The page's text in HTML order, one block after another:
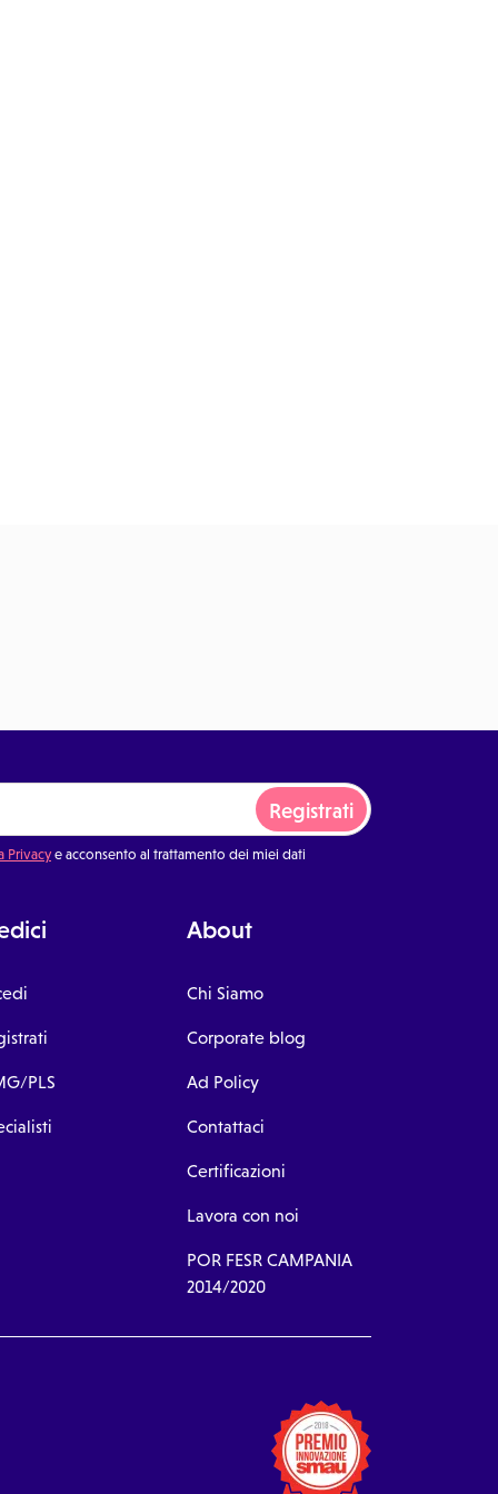
Registrati
Privacye acconsento al trattamento dei miei dati
PLS
About
Chi Siamo
Corporate blog
Ad Policy
Contattaci
Certificazioni
Lavora con noi
POR FESR CAMPANIA
2014/2020